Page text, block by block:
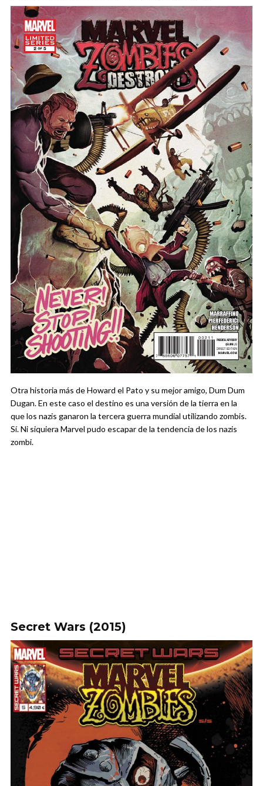
Otra historia más de Howard el Pato y su mejor amigo, Dum Dum
Dugan. En este caso el destino es una versión de la tierra en la
que los nazis ganaron la tercera guerra mundial utilizando zombis.
Sí. Ni siquiera Marvel pudo escapar de la tendencia de los nazis
zombi.
Secret Wars (2015)